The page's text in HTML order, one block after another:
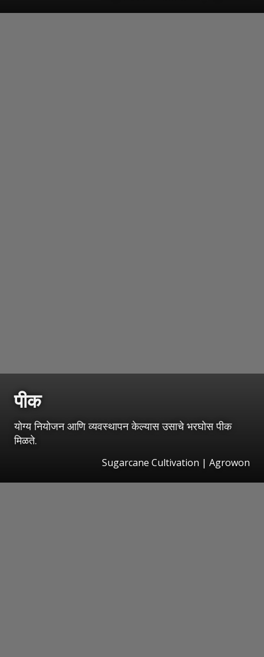
पीक
योग्य नियोजन आणि व्यवस्थापन केल्यास उसाचे भरघोस पीक
मिळते.
Sugarcane Cultivation | Agrowon